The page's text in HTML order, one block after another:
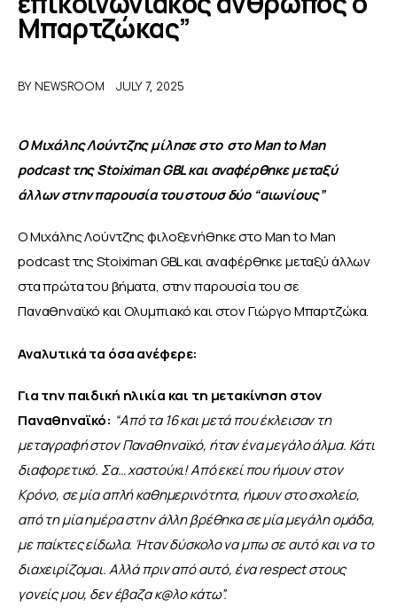
ΑΦΙΕΡΩΜΑΤΑ
MEET THE TEAM
Μπαρτζώκας”
BY NEWSROOM JULY 7, 2025
Ο Μιχάλης Λούντζης μίλησε στο  στο Man to Man
podcast της Stoiximan GBL και αναφέρθηκε μεταξύ
άλλων στην παρουσία του στουσ δύο “αιωνίους”
Ο Μιχάλης Λούντζης φιλοξενήθηκε στο Man to Man
podcast της Stoiximan GBL και αναφέρθηκε μεταξύ άλλων
στα πρώτα του βήματα, στην παρουσία του σε
Παναθηναϊκό και Ολυμπιακό και στον Γιώργο Μπαρτζώκα.
Αναλυτικά τα όσα ανέφερε:
Για την παιδική ηλικία και τη μετακίνηση στον
Παναθηναϊκό: “Από τα 16 και μετά που έκλεισαν τη
μεταγραφή στον Παναθηναϊκό, ήταν ένα μεγάλο άλμα. Κάτι
διαφορετικό. Σα… χαστούκι! Από εκεί που ήμουν στον
Κρόνο, σε μία απλή καθημερινότητα, ήμουν στο σχολείο,
από τη μία ημέρα στην άλλη βρέθηκα σε μία μεγάλη ομάδα,
με παίκτες είδωλα. Ήταν δύσκολο να μπω σε αυτό και να το
διαχειρίζομαι. Αλλά πριν από αυτό, ένα respect στους
γονείς μου, δεν έβαζα κ@λο κάτω”.